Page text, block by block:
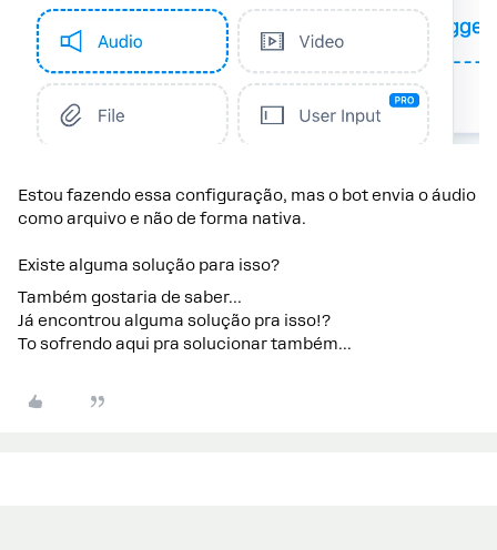
Estou fazendo essa configuração, mas o bot envia o áudio
como arquivo e não de forma nativa.
Existe alguma solução para isso?
Também gostaria de saber…
Já encontrou alguma solução pra isso!?
To sofrendo aqui pra solucionar também...